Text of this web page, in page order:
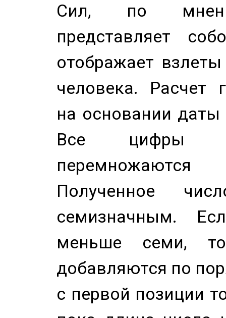
Сил, по
представляет
отображает
человека. Расчет
на основании
Все цифры
Полученное
семизначным.
меньше семи,
добавляются по
с первой позиции